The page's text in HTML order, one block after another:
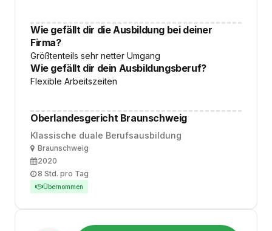
Wie gefällt dir die Ausbildung bei deiner
Firma?
Größtenteils sehr netter Umgang
Wie gefällt dir dein Ausbildungsberuf?
Flexible Arbeitszeiten
Oberlandesgericht Braunschweig
Klassische duale Berufsausbildung
OrtBraunschweig
Ausbildungsbeginn
2020
Arbeitszeit
8 Std. pro Tag
Übernommen